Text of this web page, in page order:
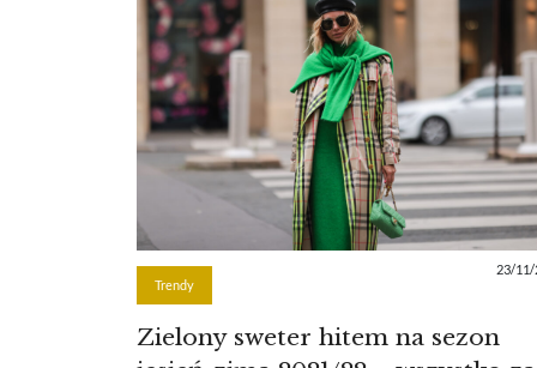
Trendy
23/11/
Zielony sweter hitem na sezon